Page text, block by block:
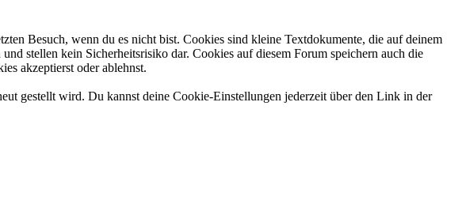
Besuch, wenn du es nicht bist. Cookies sind kleine Textdokumente, die auf deinem
stellen kein Sicherheitsrisiko dar. Cookies auf diesem Forum speichern auch die
akzeptierst oder ablehnst.
gestellt wird. Du kannst deine Cookie-Einstellungen jederzeit über den Link in der